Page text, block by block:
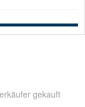
gekauft